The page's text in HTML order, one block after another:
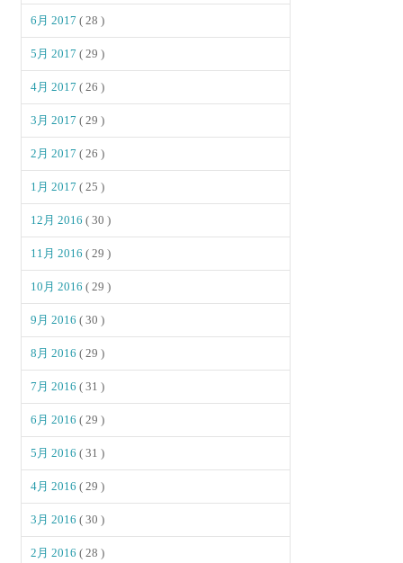
6月 2017( 28 )
5月 2017( 29 )
4月 2017( 26 )
3月 2017( 29 )
2月 2017( 26 )
1月 2017( 25 )
12月 2016( 30 )
11月 2016( 29 )
10月 2016( 29 )
9月 2016( 30 )
8月 2016( 29 )
7月 2016( 31 )
6月 2016( 29 )
5月 2016( 31 )
4月 2016( 29 )
3月 2016( 30 )
2月 2016( 28 )